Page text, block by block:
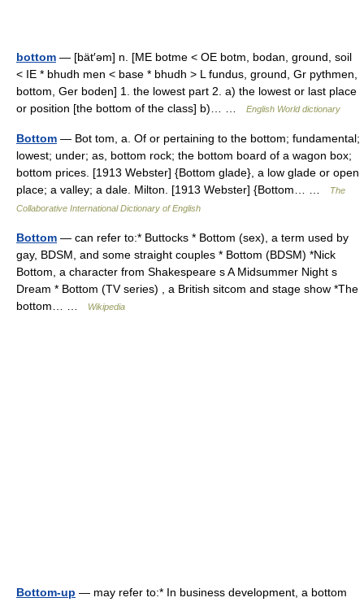
bottom — [bät′əm] n. [ME botme < OE botm, bodan, ground, soil
< IE * bhudh men < base * bhudh > L fundus, ground, Gr pythmen,
bottom, Ger boden] 1. the lowest part 2. a) the lowest or last place
or position [the bottom of the class] b)… …
English World dictionary
Bottom — Bot tom, a. Of or pertaining to the bottom; fundamental;
lowest; under; as, bottom rock; the bottom board of a wagon box;
bottom prices. [1913 Webster] {Bottom glade}, a low glade or open
place; a valley; a dale. Milton. [1913 Webster] {Bottom… …
The
Collaborative International Dictionary of English
Bottom — can refer to:* Buttocks * Bottom (sex), a term used by
gay, BDSM, and some straight couples * Bottom (BDSM) *Nick
Bottom, a character from Shakespeare s A Midsummer Night s
Dream * Bottom (TV series) , a British sitcom and stage show *The
bottom… …
Wikipedia
Bottom-up — may refer to:* In business development, a bottom